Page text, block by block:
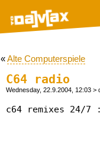
«Alte Computerspiele
C64 radio
Wednesday, 22.9.2004, 12:03 >
c64 remixes 24/7